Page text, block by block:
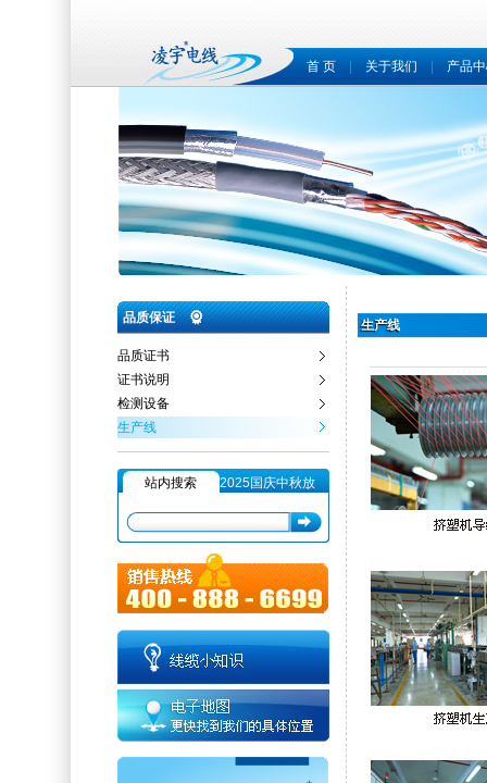
首 页 关于我们 产品
品质保证
品质证书
证书说明
检测设备
生产线
站内搜索
2025国庆中秋放
生产线